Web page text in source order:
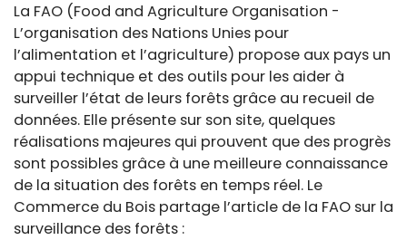
La FAO (Food and Agriculture Organisation -
L’organisation des Nations Unies pour
l’alimentation et l’agriculture) propose aux pays un
appui technique et des outils pour les aider à
surveiller l’état de leurs forêts grâce au recueil de
données. Elle présente sur son site, quelques
réalisations majeures qui prouvent que des progrès
sont possibles grâce à une meilleure connaissance
de la situation des forêts en temps réel. Le
Commerce du Bois partage l’article de la FAO sur la
surveillance des forêts :